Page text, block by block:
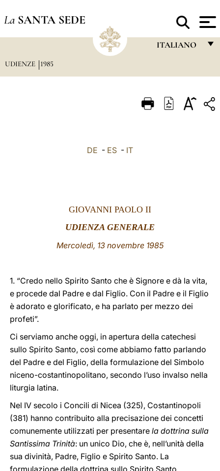
La SANTA SEDE
ITALIANO
ITALIANO
UDIENZE 1985
DE - ES - IT
GIOVANNI PAOLO II
UDIENZA GENERALE
Mercoledì, 13 novembre 1985
1. “Credo nello Spirito Santo che è Signore e dà la vita,
e procede dal Padre e dal Figlio. Con il Padre e il Figlio
è adorato e glorificato, e ha parlato per mezzo dei
profeti”.
Ci serviamo anche oggi, in apertura della catechesi
sullo Spirito Santo, così come abbiamo fatto parlando
del Padre e del Figlio, della formulazione del Simbolo
niceno-costantinopolitano, secondo l’uso invalso nella
liturgia latina.
Nel IV secolo i Concili di Nicea (325), Costantinopoli
(381) hanno contribuito alla precisazione dei concetti
comunemente utilizzati per presentare la dottrina sulla
Santissima Trinità: un unico Dio, che è, nell’unità della
sua divinità, Padre, Figlio e Spirito Santo. La
formulazione della dottrina sullo Spirito Santo